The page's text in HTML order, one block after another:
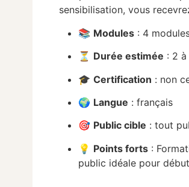
sensibilisation, vous
📚 Modules : 4
⏳ Durée estimée : 2
🎓Certification : non
🌍 Langue : français
🎯 Public cible : tout
💡 Points forts :
public idéale pour